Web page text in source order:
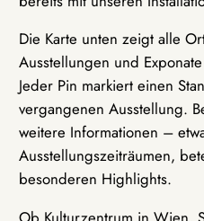
Die Karte unten zeigt alle
Ausstellungen und
Jeder Pin markiert einen
vergangenen Ausstellung.
weitere Informationen –
Ausstellungszeiträumen,
besonderen Highlights.